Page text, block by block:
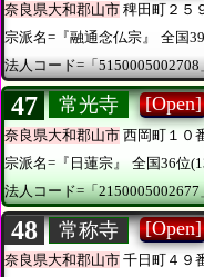
奈良県大和郡山市 稗田町２５
宗派名=『融通念仏宗』
全国
法人コード=「5150005002708
47 常光寺 [Open]
奈良県大和郡山市 西岡町１０
宗派名=『日蓮宗』
全国36位
法人コード=「2150005002677
48 常称寺 [Open]
奈良県大和郡山市 千日町４９